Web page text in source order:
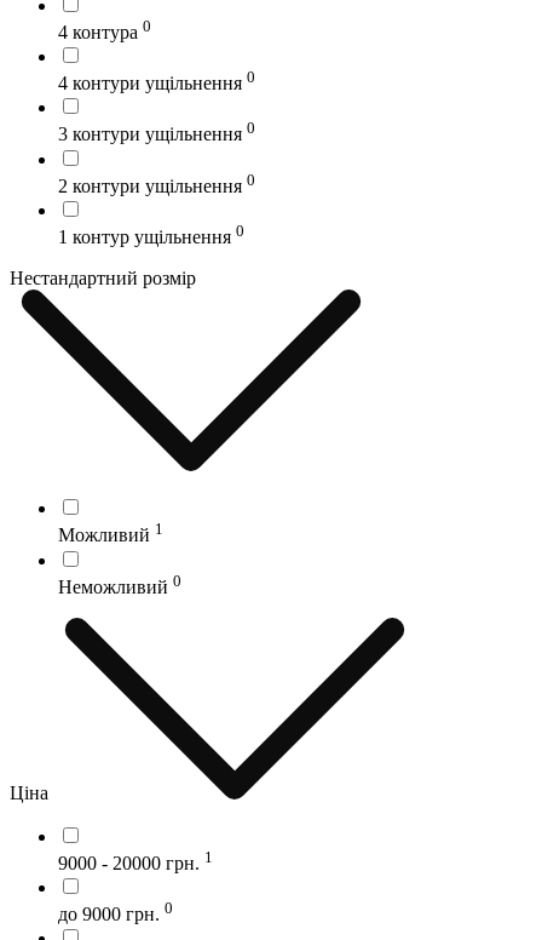
4 контура 0
4 контури ущільнення 0
3 контури ущільнення 0
2 контури ущільнення 0
1 контур ущільнення 0
Нестандартний розмір
Можливий 1
Неможливий 0
Ціна
9000 - 20000 грн. 1
до 9000 грн. 0